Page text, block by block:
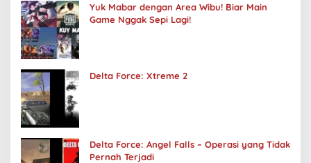
Yuk Mabar dengan Area Wibu! Biar Main
Game Nggak Sepi Lagi!
Delta Force: Xtreme 2
Delta Force: Angel Falls – Operasi yang Tidak
Pernah Terjadi